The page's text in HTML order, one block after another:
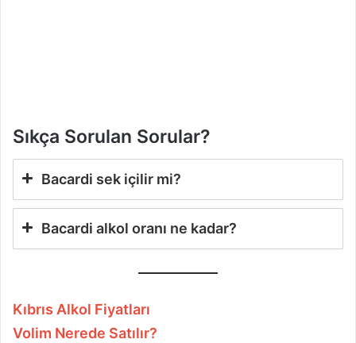
Sıkça Sorulan Sorular?
Bacardi sek içilir mi?
Bacardi alkol oranı ne kadar?
Kıbrıs Alkol Fiyatları
Volim Nerede Satılır?